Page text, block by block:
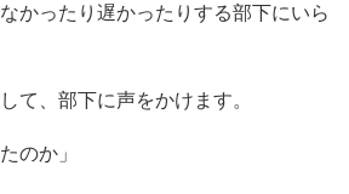
かったり遅かったりする部下にいら
て、部下に声をかけます。
のか」